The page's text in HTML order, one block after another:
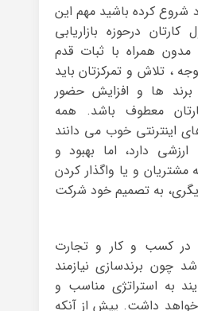
شروع کرده باشید مهم این
درحوزه بازاریابی
مدون همراه با ثبات قدم
، تلاش و تمرکزتان باید
ها و افزایش حضور
معطوف باشد. همه
اینترنتی خوب می دانند
دارد، اما بهبود و
مشتریان و یا واگذار کردن
به تصمیم خود شرکت
در کسب و کار و تجارت
برندسازی نیازمند
به استراتژی مناسب و
خواهد داشت. پیش از آنکه